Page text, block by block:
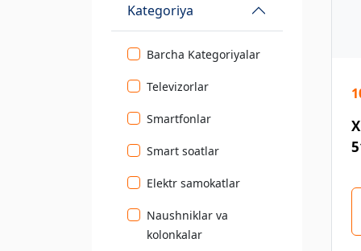
Kategoriya
Barcha Kategoriyalar
Televizorlar
Smartfonlar
Smart soatlar
Elektr samokatlar
Naushniklar va
kolonkalar